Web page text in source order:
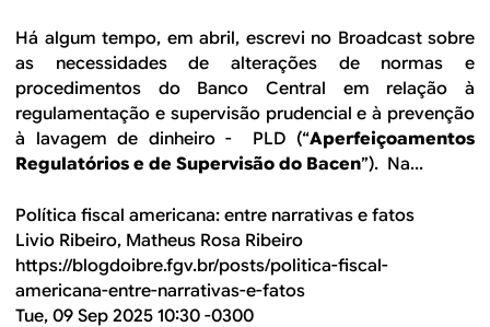
Há algum tempo, em abril, escrevi no Broadcast sobre
as necessidades de alterações de normas e
procedimentos do Banco Central em relação à
regulamentação e supervisão prudencial e à prevenção
à lavagem de dinheiro - PLD (“Aperfeiçoamentos
Regulatórios e de Supervisão do Bacen”). Na...
Política fiscal americana: entre narrativas e fatos
Livio Ribeiro, Matheus Rosa Ribeiro
https://blogdoibre.fgv.br/posts/politica-fiscal-
americana-entre-narrativas-e-fatos
Tue, 09 Sep 2025 10:30 -0300